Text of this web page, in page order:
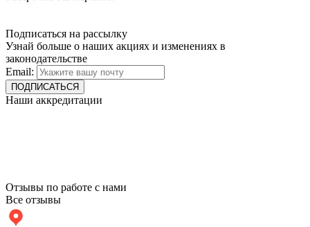
Подписаться на рассылку
Узнай больше о наших акциях и изменениях в
законодательстве
Email:
Наши аккредитации
Отзывы по работе с нами
Все отзывы